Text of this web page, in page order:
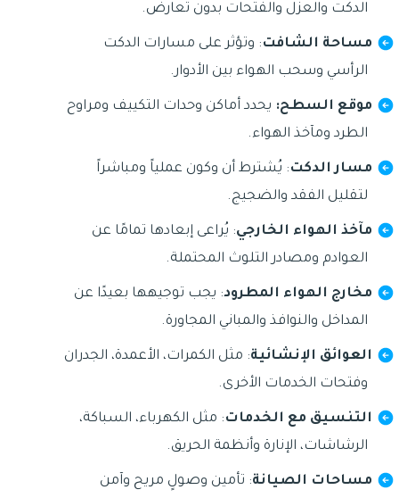
الدكت والعزل والفتحات بدون تعارض.
مساحة الشافت: وتؤثر على مسارات الدكت
الرأسي وسحب الهواء بين الأدوار.
موقع السطح: يحدد أماكن وحدات التكييف ومراوح
الطرد ومآخذ الهواء.
مسار الدكت: يُشترط أن وكون عملياً ومباشراً
لتقليل الفقد والضجيج.
مآخذ الهواء الخارجي: يُراعى إبعادها تمامًا عن
العوادم ومصادر التلوث المحتملة.
مخارج الهواء المطرود: يجب توجيهها بعيدًا عن
المداخل والنوافذ والمباني المجاورة.
العوائق الإنشائية: مثل الكمرات، الأعمدة، الجدران
وفتحات الخدمات الأخرى.
التنسيق مع الخدمات: مثل الكهرباء، السباكة،
الرشاشات، الإنارة وأنظمة الحريق.
مساحات الصيانة: تأمين وصولٍ مريح وآمن